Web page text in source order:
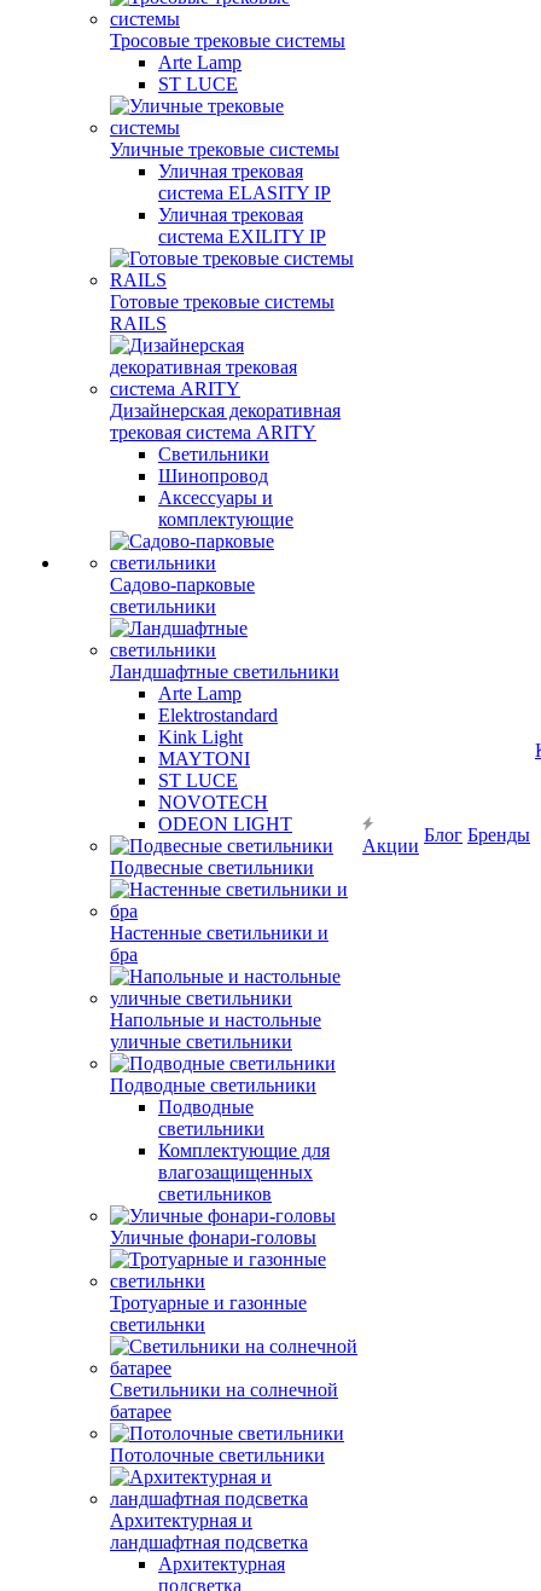
Тросовые трековые системы
Arte Lamp
ST LUCE
Уличные трековые системы
Уличная трековая
система ELASITY IP
Уличная трековая
система EXILITY IP
Готовые трековые системы
RAILS
Дизайнерская декоративная
трековая система ARITY
Светильники
Шинопровод
Аксессуары и
комплектующие
Садово-парковые
светильники
Ландшафтные светильники
Arte Lamp
Elektrostandard
Kink Light
MAYTONI
ST LUCE
NOVOTECH
ODEON LIGHT
Подвесные светильники
Настенные светильники и
бра
Напольные и настольные
уличные светильники
Подводные светильники
Подводные
светильники
Комплектующие для
влагозащищенных
светильников
Уличные фонари-головы
Тротуарные и газонные
светильнки
Светильники на солнечной
батарее
Потолочные светильники
Архитектурная и
ландшафтная подсветка
Архитектурная
подсветка
Акции
Блог Бренды